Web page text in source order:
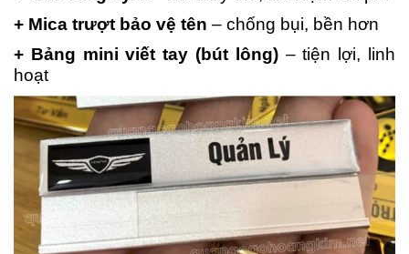
+ Mica trượt bảo vệ tên – chống bụi, bền hơn
+ Bảng mini viết tay (bút lông)– tiện lợi, linh
hoạt